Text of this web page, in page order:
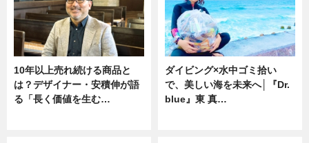
10年以上売れ続ける商品と
は？デザイナー・安積伸が語
る「長く価値を生む…
ダイビング×水中ゴミ拾い
で、美しい海を未来へ│『Dr.
blue』東 真…